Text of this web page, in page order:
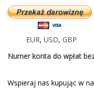
EUR, USD, GBP
Numer konta do wpłat
Wspieraj nas kupując w